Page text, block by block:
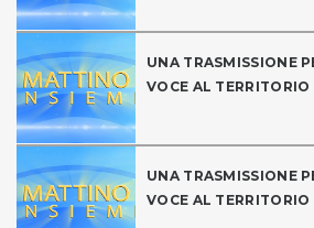
UNA TRASMISSIONE
VOCE AL TERRITORIO
UNA TRASMISSIONE
VOCE AL TERRITORIO